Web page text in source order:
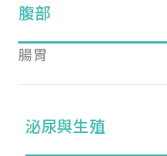
腹部
腸胃
泌尿與生殖